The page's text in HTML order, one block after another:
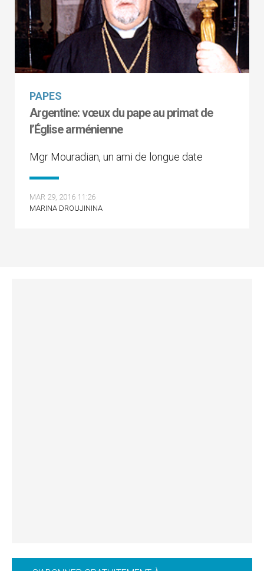
PAPES
Argentine: vœux du pape au primat de
l’Église arménienne
Mgr Mouradian, un ami de longue date
MAR 29, 2016 11:26
MARINA DROUJININA